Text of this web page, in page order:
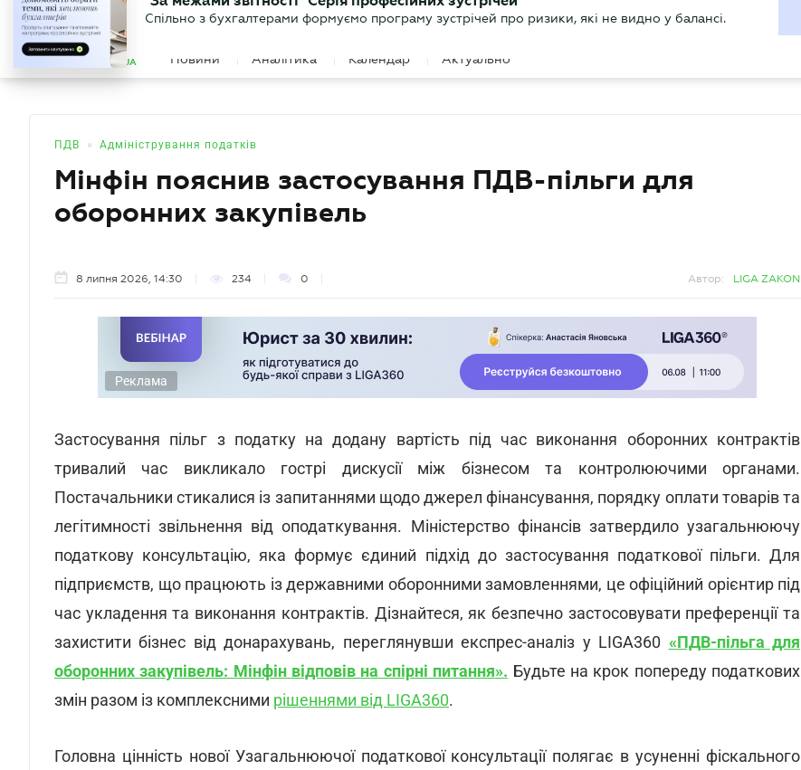
БІЗНЕСУ ЮРИСТУ БУХГАЛТЕРУ
БУХГАЛТЕР .UA Новини Аналітика Календар Актуально
Спільно з бухгалтерами формуємо програму зустрічей про ризики, які не видно у балансі.
ПДВ • Адміністрування податків
Мінфін пояснив застосування ПДВ-пільги для
оборонних закупівель
8 липня 2026, 14:30 234 0 Автор: LIGA ZAKON
Реклама
Застосування пільг з податку на додану вартість під час виконання оборонних контрактів
тривалий час викликало гострі дискусії між бізнесом та контролюючими органами.
Постачальники стикалися із запитаннями щодо джерел фінансування, порядку оплати товарів та
легітимності звільнення від оподаткування. Міністерство фінансів затвердило узагальнюючу
податкову консультацію, яка формує єдиний підхід до застосування податкової пільги. Для
підприємств, що працюють із державними оборонними замовленнями, це офіційний орієнтир під
час укладення та виконання контрактів. Дізнайтеся, як безпечно застосовувати преференції та
захистити бізнес від донарахувань, переглянувши експрес-аналіз у LIGA360«ПДВ-пільга для
оборонних закупівель: Мінфін відповів на спірні питання». Будьте на крок попереду податкових
змін разом із комплексними рішеннями від LIGA360.
Головна цінність нової Узагальнюючої податкової консультації полягає в усуненні фіскального